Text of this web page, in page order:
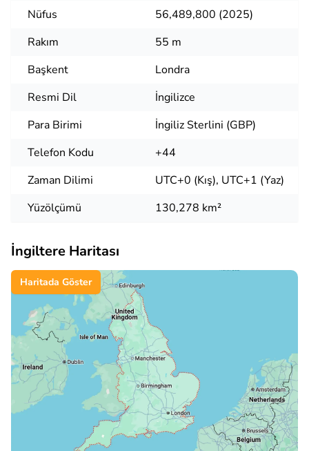
Nüfus
56,489,800 (2025)
Rakım
55 m
Başkent
Londra
Resmi Dil
İngilizce
Para Birimi
İngiliz Sterlini (GBP)
Telefon Kodu
+44
Zaman Dilimi
UTC+0 (Kış), UTC+1 (Yaz)
Yüzölçümü
130,278 km²
İngiltere Haritası
Haritada Göster